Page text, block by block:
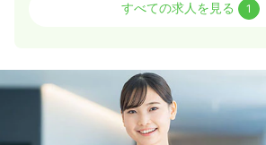
18.0〜21.5万円/月
※一例
7:00～16:30（休憩90分）
4週8休以上 担当業務未経験可
すべての求人を見る 1